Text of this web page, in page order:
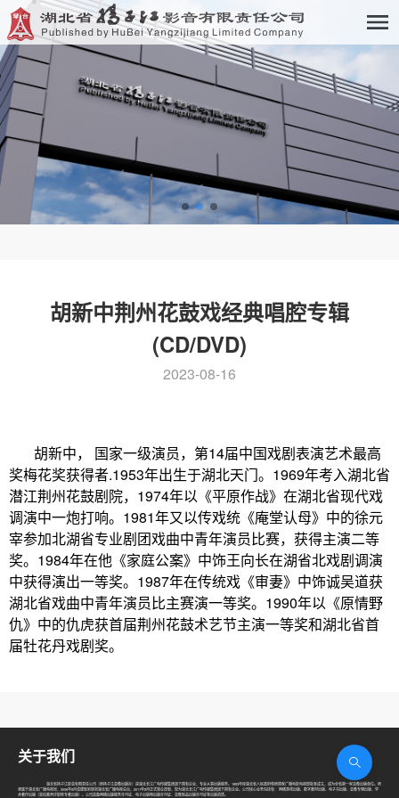
胡新中荆州花鼓戏经典唱腔专辑
(CD/DVD)
2023-08-16
胡新中， 国家一级演员，第14届中国戏剧表演艺术最高
奖梅花奖获得者.1953年出生于湖北天门。1969年考入湖北省
潜江荆州花鼓剧院，1974年以《平原作战》在湖北省现代戏
调演中一炮打响。1981年又以传戏统《庵堂认母》中的徐元
宰参加北湖省专业剧团戏曲中青年演员比赛，获得主演二等
奖。1984年在他《家庭公案》中饰王向长在湖省北戏剧调演
中获得演出一等奖。1987年在传统戏《审妻》中饰诚吴道获
湖北省戏曲中青年演员比主赛演一等奖。1990年以《原情野
仇》中的仇虎获首届荆州花鼓术艺节主演一等奖和湖北省首
届牡花丹戏剧奖。
关于我们
湖北省扬子江影音有限责任公司（原扬子江音像出版社）是湖北长江广电传媒集团旗下国有企业，专业从事出版服务。1983年经湖北省人民政府和原国家广播电影电视部批准成立，成为全省第一家音像出版单位。原
隶属于湖北省广播电视局，2006年8月成建制划转到湖北省广播电视总台，2011年8月正式转企改制，现为湖北长江广电传媒集团旗下国有企业。公司核心业务包括有： 网络游戏出版、数字教材出版、电子书出版、音像专辑出版、学
术著作出版（高校教师评职称专著出版）。公司具备网络出版服务许可证、电子出版物出版许可证、音像制品出版许可证等出版资质。